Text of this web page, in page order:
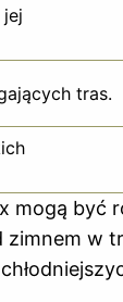
tras.
mogą być
w